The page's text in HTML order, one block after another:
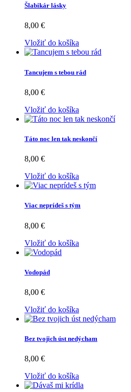
Šlabikár lásky
8,00 €
Vložiť do košíka
Tancujem s tebou rád
8,00 €
Vložiť do košíka
Táto noc len tak neskončí
8,00 €
Vložiť do košíka
Viac neprídeš s tým
8,00 €
Vložiť do košíka
Vodopád
8,00 €
Vložiť do košíka
Bez tvojich úst nedýcham
8,00 €
Vložiť do košíka